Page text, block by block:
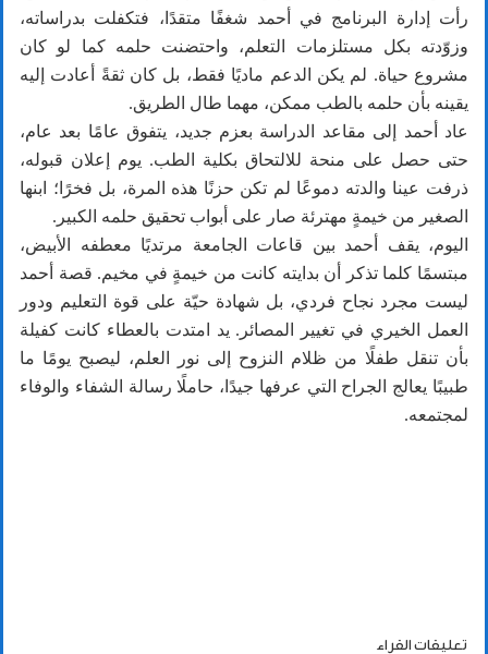
رأت إدارة البرنامج في أحمد شغفًا متقدًا، فتكفلت بدراساته،
وزوّدته بكل مستلزمات التعلم، واحتضنت حلمه كما لو كان
مشروع حياة. لم يكن الدعم ماديًا فقط، بل كان ثقةً أعادت إليه
يقينه بأن حلمه بالطب ممكن، مهما طال الطريق.
عاد أحمد إلى مقاعد الدراسة بعزم جديد، يتفوق عامًا بعد عام،
حتى حصل على منحة للالتحاق بكلية الطب. يوم إعلان قبوله،
ذرفت عينا والدته دموعًا لم تكن حزنًا هذه المرة، بل فخرًا؛ ابنها
الصغير من خيمةٍ مهترئة صار على أبواب تحقيق حلمه الكبير.
اليوم، يقف أحمد بين قاعات الجامعة مرتديًا معطفه الأبيض،
مبتسمًا كلما تذكر أن بدايته كانت من خيمةٍ في مخيم. قصة أحمد
ليست مجرد نجاح فردي، بل شهادة حيّة على قوة التعليم ودور
العمل الخيري في تغيير المصائر. يد امتدت بالعطاء كانت كفيلة
بأن تنقل طفلًا من ظلام النزوح إلى نور العلم، ليصبح يومًا ما
طبيبًا يعالج الجراح التي عرفها جيدًا، حاملًا رسالة الشفاء والوفاء
لمجتمعه.
تعليقات القراء